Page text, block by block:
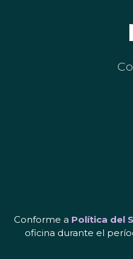
Conforme a Política del
oficina durante el